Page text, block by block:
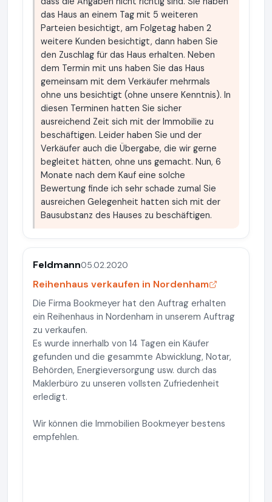
das Haus an einem Tag mit 5 weiteren
Parteien besichtigt, am Folgetag haben 2
weitere Kunden besichtigt, dann haben Sie
den Zuschlag für das Haus erhalten. Neben
dem Termin mit uns haben Sie das Haus
gemeinsam mit dem Verkäufer mehrmals
ohne uns besichtigt (ohne unsere Kenntnis). In
diesen Terminen hatten Sie sicher
ausreichend Zeit sich mit der Immobilie zu
beschäftigen. Leider haben Sie und der
Verkäufer auch die Übergabe, die wir gerne
begleitet hätten, ohne uns gemacht. Nun, 6
Monate nach dem Kauf eine solche
Bewertung finde ich sehr schade zumal Sie
ausreichen Gelegenheit hatten sich mit der
Bausubstanz des Hauses zu beschäftigen.
Feldmann05.02.2020
Reihenhaus verkaufen in Nordenham
Die Firma Bookmeyer hat den Auftrag erhalten
ein Reihenhaus in Nordenham in unserem Auftrag
zu verkaufen.
Es wurde innerhalb von 14 Tagen ein Käufer
gefunden und die gesammte Abwicklung, Notar,
Behörden, Energieversorgung usw. durch das
Maklerbüro zu unseren vollsten Zufriedenheit
erledigt.
Wir können die Immobilien Bookmeyer bestens
empfehlen.